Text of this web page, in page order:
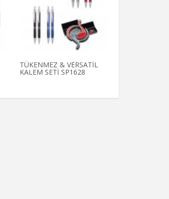
TÜKENMEZ & VERSATİL
KALEM SETİ SP1628